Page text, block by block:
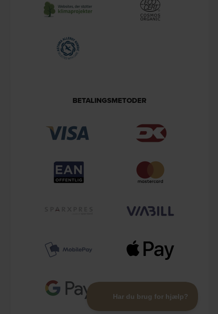
BETALINGSMETODER